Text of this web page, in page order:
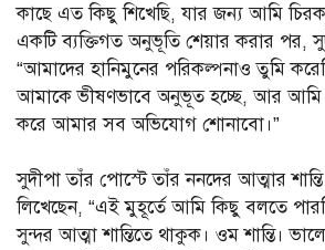
কাছে এত কিছু শিখেছি, যার জন্য আমি
একটি ব্যক্তিগত অনুভূতি শেয়ার করার পর,
“আমাদের হানিমুনের পরিকল্পনাও তুমি
আমাকে ভীষণভাবে অনুভূত হচ্ছে, আর আমি
করে আমার সব অভিযোগ শোনাবো।”
সুদীপা তাঁর পোস্টে তাঁর ননদের আত্মার
লিখেছেন, “এই মুহূর্তে আমি কিছু বলতে
সুন্দর আত্মা শান্তিতে থাকুক। ওম শান্তি।